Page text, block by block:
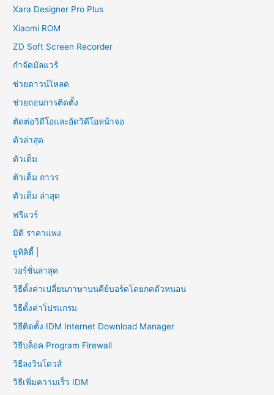
Xara Designer Pro Plus
Xiaomi ROM
ZD Soft Screen Recorder
กำจัดมัลแวร์
ช่วยดาวน์โหลด
ช่วยถอนการติดตั้ง
ตัดต่อวิดีโอและอัดวิดีโอหน้าจอ
ตัวล่าสุด
ตัวเต็ม
ตัวเต็ม ถาวร
ตัวเต็ม ล่าสุด
ฟรีแวร์
มิติ ราคาแพง
ยูทิลิตี้ |
วอร์ชั่นล่าสุด
วิธีตั้งค่าเปลี่ยนภาษาบนคีย์บอร์ดโดยกดตัวหนอน
วิธีตั้งค่าโปรแกรม
วิธีติดตั้ง IDM Internet Download Manager
วิธีบล็อค Program Firewall
วิธีลงวินโดวส์
วิธีเพิ่มความเร็ว IDM